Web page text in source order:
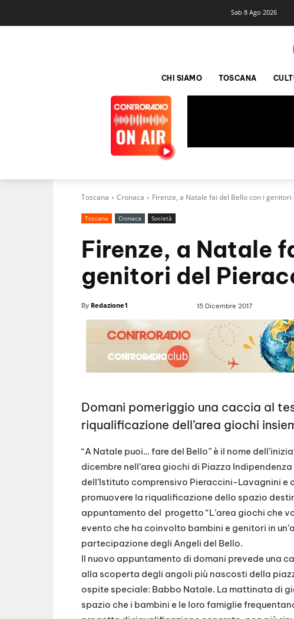
Sab 8 Ago 2026
CHI SIAMO TOSCANA
Toscana Cronaca Firenze, a Natale fai del Bello con i
Toscana Cronaca Società
Firenze, a Natale
genitori del
By Redazione1 15 Dicembre 2017
Domani pomeriggio una caccia al
riqualificazione dell’area giochi
“A Natale puoi… fare del Bello” è il nome
dicembre nell’area giochi di Piazza
dell’Istituto comprensivo Pieraccini-Lavagnini e
promuovere la riqualificazione dello spazio
appuntamento del progetto “L’area giochi che
evento che ha coinvolto bambini e genitori in
partecipazione degli Angeli del Bello.
Il nuovo appuntamento di domani prevede una
alla scoperta degli angoli più nascosti della
ospite speciale: Babbo Natale. La mattinata di
spazio che i bambini e le loro famiglie